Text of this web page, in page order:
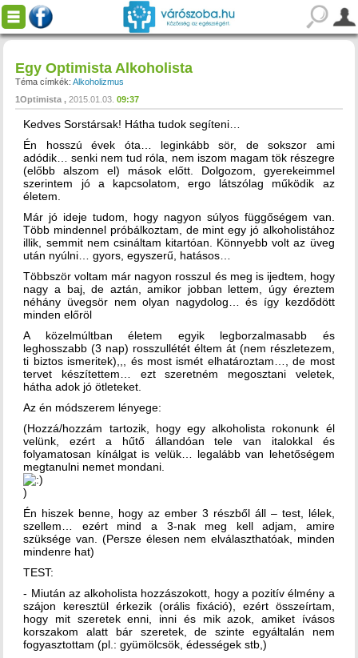
Egy Optimista Alkoholista
Téma címkék: Alkoholizmus
1Optimista
2015.01.03. 09:37
Kedves Sorstársak! Hátha tudok segíteni…
Én hosszú évek óta… leginkább sör, de sokszor ami
adódik… senki nem tud róla, nem iszom magam tök részegre
(előbb alszom el) mások előtt. Dolgozom, gyerekeimmel
szerintem jó a kapcsolatom, ergo látszólag működik az
életem.
Már jó ideje tudom, hogy nagyon súlyos függőségem van.
Több mindennel próbálkoztam, de mint egy jó alkoholistához
illik, semmit nem csináltam kitartóan. Könnyebb volt az üveg
után nyúlni… gyors, egyszerű, hatásos…
Többször voltam már nagyon rosszul és meg is ijedtem, hogy
nagy a baj, de aztán, amikor jobban lettem, úgy éreztem
néhány üvegsör nem olyan nagydolog… és így kezdődött
minden előröl
A közelmúltban életem egyik legborzalmasabb és
leghosszabb (3 nap) rosszullétét éltem át (nem részletezem,
ti biztos ismeritek),,, és most ismét elhatároztam…, de most
tervet készítettem… ezt szeretném megosztani veletek,
hátha adok jó ötleteket.
Az én módszerem lényege:
(Hozzá/hozzám tartozik, hogy egy alkoholista rokonunk él
velünk, ezért a hűtő állandóan tele van italokkal és
folyamatosan kínálgat is velük… legalább van lehetőségem
megtanulni nemet mondani.
)
Én hiszek benne, hogy az ember 3 részből áll – test, lélek,
szellem… ezért mind a 3-nak meg kell adjam, amire
szüksége van. (Persze élesen nem elválaszthatóak, minden
mindenre hat)
TEST:
- Miután az alkoholista hozzászokott, hogy a pozitív élmény a
szájon keresztül érkezik (orális fixáció), ezért összeírtam,
hogy mit szeretek enni, inni és mik azok, amiket ívásos
korszakom alatt bár szeretek, de szinte egyáltalán nem
fogyasztottam (pl.: gyümölcsök, édességek stb,)